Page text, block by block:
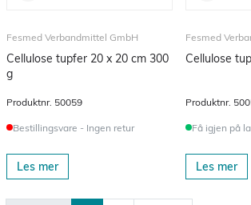
Fesmed Verbandmittel GmbH
Cellulose tupfer 20 x 20 cm 300
g
Produktnr. 50059
Bestillingsvare - Ingen retur
Les mer
Fesmed
Produktnr.
Få igjen på
Les mer